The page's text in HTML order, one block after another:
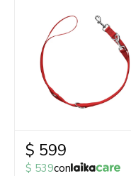
$ 599
$ 539con